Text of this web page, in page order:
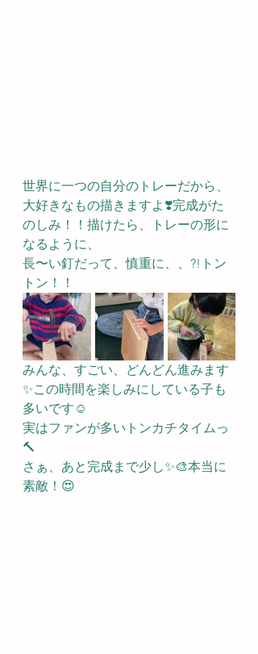
世界に一つの自分のトレーだから、
大好きなもの描きますよ❣️完成がた
のしみ！！描けたら、トレーの形に
なるように、
長〜い釘だって、慎重に、、?!トン
トン！！
みんな、すごい、どんどん進みます
✨この時間を楽しみにしている子も
多いです☺️
実はファンが多いトンカチタイムっ
🔨
さぁ、あと完成まで少し✨🎨本当に
素敵！😍